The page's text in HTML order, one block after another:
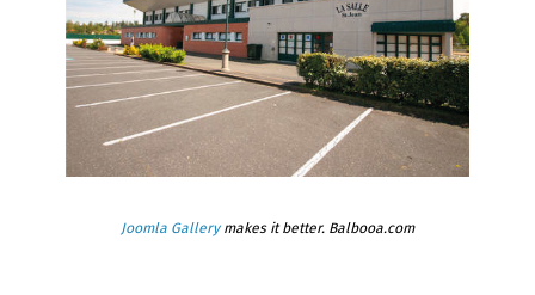
Joomla Gallerymakes it better. Balbooa.com